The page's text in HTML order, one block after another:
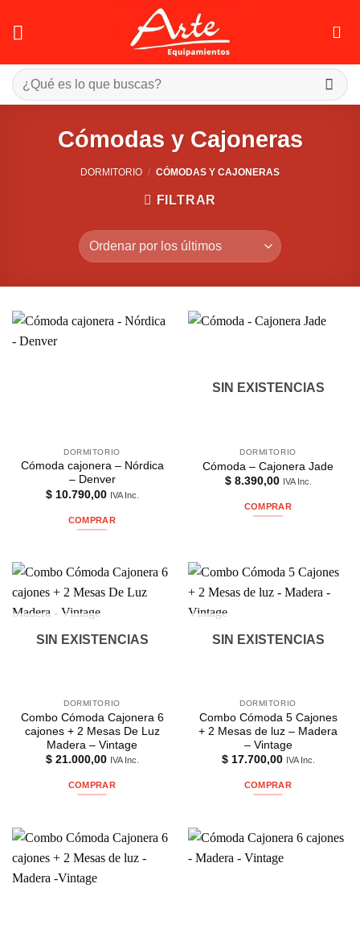
Buscar
por:
Cómodas y Cajoneras
DORMITORIO / CÓMODAS Y CAJONERAS
FILTRAR
DORMITORIO
Cómoda cajonera – Nórdica
– Denver
$10.790,00 IVA Inc.
COMPRAR
SIN EXISTENCIAS
DORMITORIO
Cómoda – Cajonera Jade
$8.390,00 IVA Inc.
COMPRAR
SIN EXISTENCIAS
DORMITORIO
Combo Cómoda Cajonera 6
cajones + 2 Mesas De Luz
Madera – Vintage
$21.000,00 IVA Inc.
COMPRAR
SIN EXISTENCIAS
DORMITORIO
Combo Cómoda 5 Cajones
+ 2 Mesas de luz – Madera
– Vintage
$17.700,00 IVA Inc.
COMPRAR